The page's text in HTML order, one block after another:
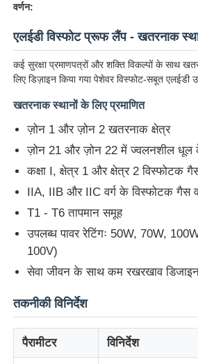
वर्णन:
एलईडी विस्फोट प्रूफ लैंप - खतरनाक
कई सुरक्षा प्रमाणपत्रों और शक्ति विकल्पों के साथ
लिए डिज़ाइन किया गया पेशेवर विस्फोट-सबूत एलईडी
खतरनाक स्थानों के लिए प्रमाणित
ज़ोन 1 और ज़ोन 2 खतरनाक क्षेत्र
ज़ोन 21 और ज़ोन 22 में ज्वलनशील धूल
कक्षा I, क्षेत्र 1 और क्षेत्र 2 विस्फोटक
IIA, IIB और IIC वर्ग के विस्फोटक गैस
T1 - T6 तापमान समूह
उपलब्ध पावर रेटिंगः 50W, 70W,
100V)
सेवा जीवन के साथ कम रखरखाव
तकनीकी विनिर्देश
पैरामीटर विनिर्देश